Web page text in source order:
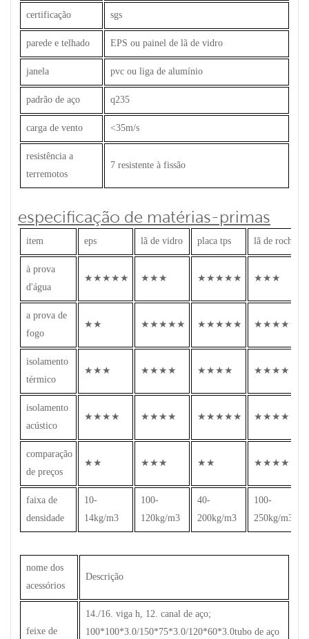
certificação sgs
parede e telhado EPS ou painel de lã de vidro
janela pvc ou liga de alumínio
padrão de aço q235
carga de vento <35m/s
resistência a
terremotos
7 resistente à fissão
especificação de matérias-primas
item eps lã de vidro placa tps lã de rocha
à prova
d'água
★★★★★ ★★★ ★★★★★ ★★★
a prova de
fogo
★★ ★★★★★ ★★★★★ ★★★★★
isolamento
térmico
★★★ ★★★★ ★★★★ ★★★★
isolamento
acústico
★★★★ ★★★★ ★★★★★ ★★★★
comparação
de preços
★★ ★★★ ★★ ★★★★
faixa de
densidade
10-
14kg/m3
100-
120kg/m3
40-
200kg/m3
100-
250kg/m3
nome dos
acessórios
Descrição
feixe de
14./16. viga h, 12. canal de aço;
100*100*3.0/150*75*3.0/120*60*3.0tubo de aço